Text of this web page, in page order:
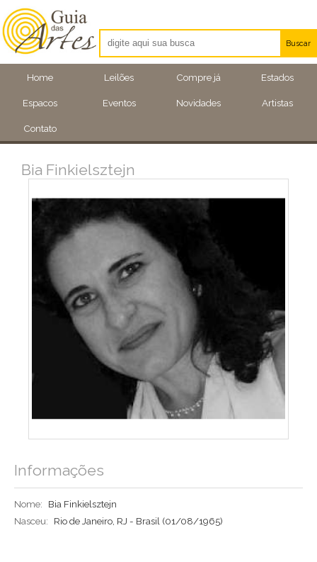
Home Leilões Compre já Estados
Espacos Eventos Novidades Artistas
Contato
Buscar
Artistas
Eventos
Bia Finkielsztejn
Informações
Nome:
Bia Finkielsztejn
Nasceu:
Rio de Janeiro, RJ - Brasil (01/08/1965)